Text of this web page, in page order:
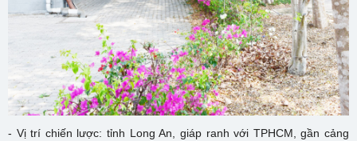
- Vị trí chiến lược: tỉnh Long An, giáp ranh với TPHCM, gần cảng